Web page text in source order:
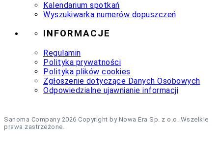
Kalendarium spotkań
Wyszukiwarka numerów dopuszczeń
INFORMACJE
Regulamin
Polityka prywatności
Polityka plików cookies
Zgłoszenie dotyczące Danych Osobowych
Odpowiedzialne ujawnianie informacji
Sanoma Company 2026 Copyright by Nowa Era Sp. z o.o. Wszelkie
prawa zastrzeżone.